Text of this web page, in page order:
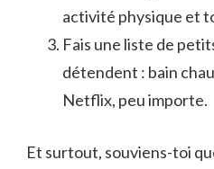
activité physique et
Fais une liste de
détendent : bain
Netflix, peu importe.
Et surtout, souviens-toi